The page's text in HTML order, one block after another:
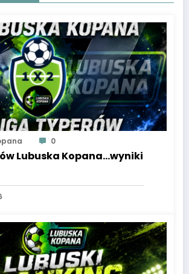
0
Lubuska Kopana…wyniki